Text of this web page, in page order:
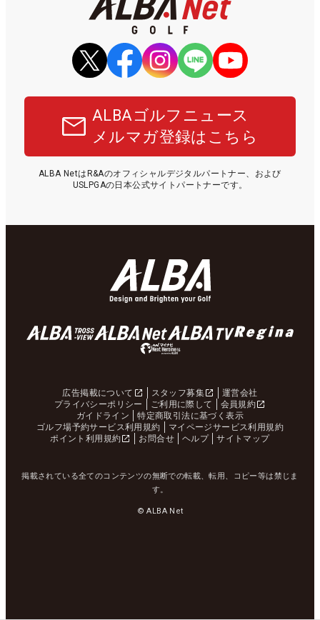
ALBAゴルフニュース
メルマガ登録はこちら
ALBA NetはR&Aのオフィシャルデジタルパートナー、および
USLPGAの日本公式サイトパートナーです。
広告掲載について スタッフ募集
運営会社
プライバシーポリシー
ご利用に際して
会員規約
ガイドライン
特定商取引法に基づく表示
ゴルフ場予約サービス利用規約
マイページサービス利用規約
ポイント利用規約
お問合せ ヘルプ サイトマップ
掲載されている全てのコンテンツの無断での転載、転用、コピー等は禁じま
す。
© ALBA Net